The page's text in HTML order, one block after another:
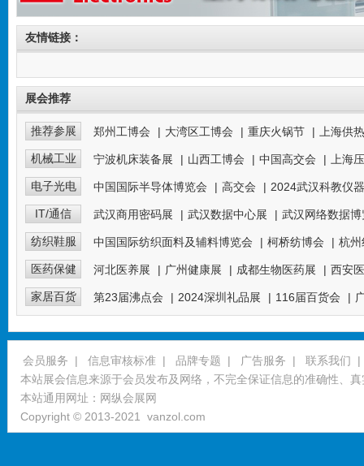
图片(5)
友情链接：
展会推荐
推荐参展 郑州工博会 | 大湾区工博会 | 重庆火锅节 | 上海供
机械工业 宁波机床装备展 | 山西工博会 | 中国高交会 | 上海
电子光电 中国国际半导体博览会 | 高交会 | 2024武汉科教仪
IT/通信 武汉商用密码展 | 武汉数据中心展 | 武汉网络数据博
纺织鞋服 中国国际纺织面料及辅料博览会 | 柯桥纺博会 | 杭州
医药保健 河北医养展 | 广州健康展 | 成都生物医药展 | 西安
家居百货 第23届沸点会 | 2024深圳礼品展 | 116届百货会 |
会员服务 | 信息审核标准 | 品牌专题 | 广告服务 | 联系我们
|
本站展会信息来源于会员发布及网络，不完全保证信息的准确性、
本站通用网址： 网纵会展网
Copyright © 2013-2021 vanzol.com